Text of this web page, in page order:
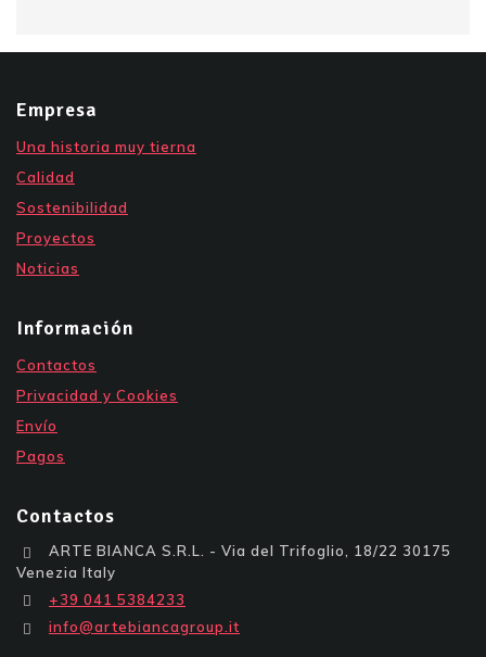
Empresa
Una historia muy tierna
Calidad
Sostenibilidad
Proyectos
Noticias
Información
Contactos
Privacidad y Cookies
Envío
Pagos
Contactos
ARTE BIANCA S.R.L. - Via del Trifoglio, 18/22 30175
Venezia Italy
+39 041 5384233
info@artebiancagroup.it